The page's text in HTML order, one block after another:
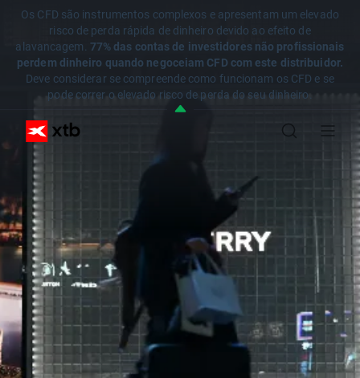
Os CFD são instrumentos complexos e apresentam um elevado
risco de perda rápida de dinheiro devido ao efeito de
alavancagem. 77% das contas de investidores não profissionais
perdem dinheiro quando negoceiam CFD com este distribuidor.
Deve considerar se compreende como funcionam os CFD e se
pode correr o elevado risco de perda do seu dinheiro.